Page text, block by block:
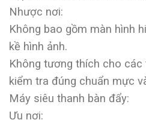
Nhược nơi:
Không bao gồm màn hình
kề hình ảnh.
Không tương thích cho các
kiểm tra đúng chuẩn mực
Máy siêu thanh bàn đẩy:
Ưu nơi: